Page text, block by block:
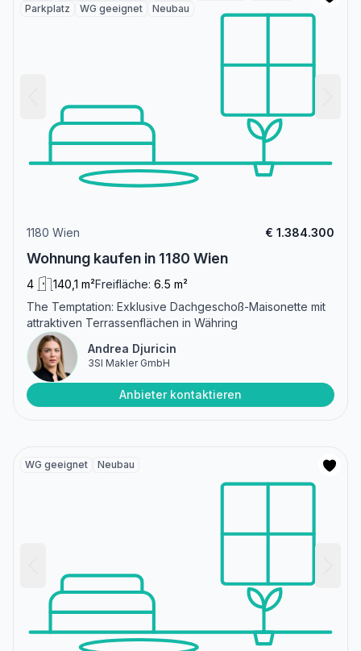
Parkplatz
WG geeignet Neubau
1180 Wien € 1.384.300
Wohnung kaufen in 1180 Wien
4 140,1 m²Freifläche: 6.5 m²
The Temptation: Exklusive Dachgeschoß-Maisonette mit
attraktiven Terrassenflächen in Währing
Andrea Djuricin
3SI Makler GmbH
Anbieter kontaktieren
WG geeignet Neubau